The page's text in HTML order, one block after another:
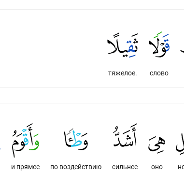
слово
тяжелое.
оно
сильнее
по воздействию
и прямее